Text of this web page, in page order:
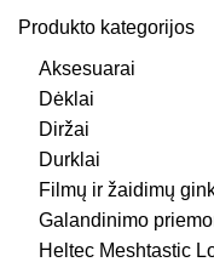
Produkto kategorijos
Aksesuarai
Dėklai
Diržai
Durklai
Filmų ir žaidimų
Galandinimo
Heltec Meshtastic